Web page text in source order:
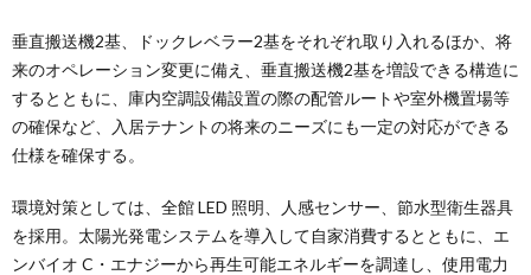
垂直搬送機2基、ドックレベラー2基をそれぞれ取り入れるほか、将
来のオペレーション変更に備え、垂直搬送機2基を増設できる構造に
するとともに、庫内空調設備設置の際の配管ルートや室外機置場等
の確保など、入居テナントの将来のニーズにも一定の対応ができる
仕様を確保する。
環境対策としては、全館 LED 照明、人感センサー、節水型衛生器具
を採用。太陽光発電システムを導入して自家消費するとともに、エ
ンバイオ C・エナジーから再生可能エネルギーを調達し、使用電力